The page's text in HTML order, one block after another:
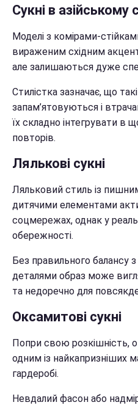
Сукні в азійському
Моделі з комірами-
вираженим східним
але залишаються дуже
Стилістка зазначає, що
запам’ятовуються і
їх складно інтегрувати в
повторів.
Лялькові сукні
Ляльковий стиль із
дитячими елементами
соцмережах, однак у
обережності.
Без правильного балансу
деталями образ може
та недоречно для
Оксамитові сукні
Попри свою розкішність,
одним із найкапризніших
гардеробі.
Невдалий фасон або